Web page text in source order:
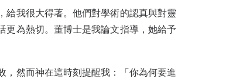
給我很大得著。他們對學術的認真與對靈
更為熱切。董博士是我論文指導，她給予
，然而神在這時刻提醒我：「你為何要進